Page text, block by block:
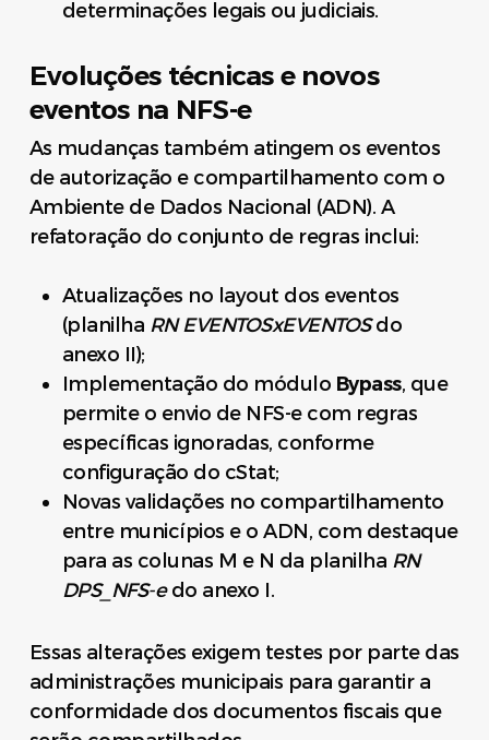
determinações legais ou judiciais.
Evoluções técnicas e novos
eventos na NFS-e
As mudanças também atingem os eventos
de autorização e compartilhamento com o
Ambiente de Dados Nacional (ADN). A
refatoração do conjunto de regras inclui:
Atualizações no layout dos eventos
(planilha RN EVENTOSxEVENTOSdo
anexo II);
Implementação do módulo Bypass, que
permite o envio de NFS-e com regras
específicas ignoradas, conforme
configuração do cStat;
Novas validações no compartilhamento
entre municípios e o ADN, com destaque
para as colunas M e N da planilha RN
DPS_NFS-edo anexo I.
Essas alterações exigem testes por parte das
administrações municipais para garantir a
conformidade dos documentos fiscais que